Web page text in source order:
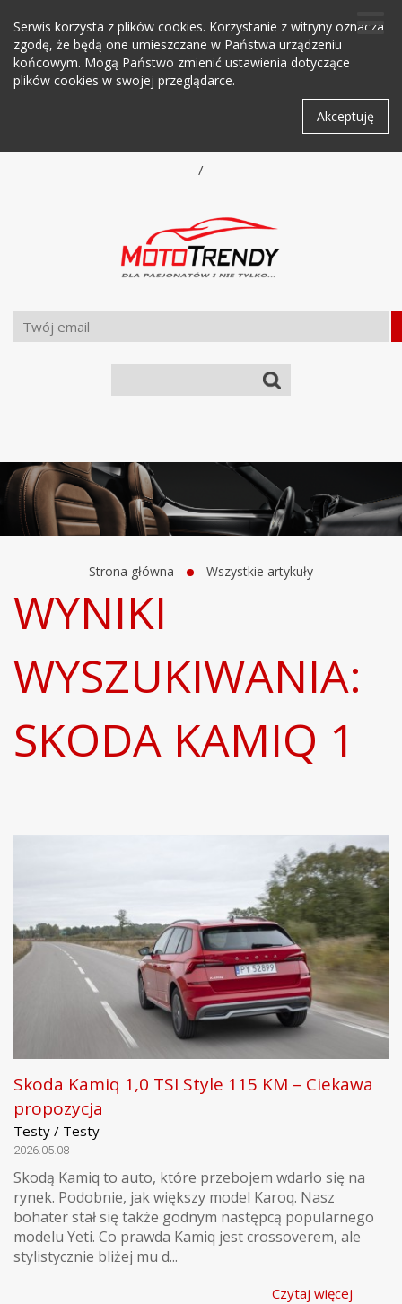
Serwis korzysta z plików cookies. Korzystanie z witryny oznacza
zgodę, że będą one umieszczane w Państwa urządzeniu
końcowym. Mogą Państwo zmienić ustawienia dotyczące
plików cookies w swojej przeglądarce.
Akceptuję
/
Strona główna Wszystkie artykuły
WYNIKI
WYSZUKIWANIA:
SKODA KAMIQ 1
Skoda Kamiq 1,0 TSI Style 115 KM – Ciekawa
propozycja
Testy / Testy
2026.05.08
Skodą Kamiq to auto, które przebojem wdarło się na
rynek. Podobnie, jak większy model Karoq. Nasz
bohater stał się także godnym następcą popularnego
modelu Yeti. Co prawda Kamiq jest crossoverem, ale
stylistycznie bliżej mu d...
Czytaj więcej